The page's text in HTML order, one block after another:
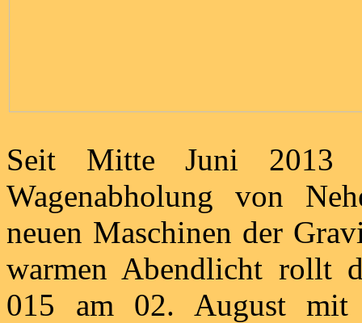
Seit Mitte Juni 2013
Wagenabholung von
neuen Maschinen der
warmen Abendlicht rollt
015 am 02. August mit